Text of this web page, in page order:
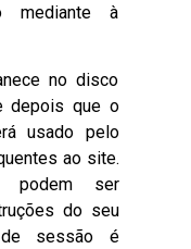
mediante à
no disco
depois que o
usado pelo
ao site.
podem ser
do seu
sessão é